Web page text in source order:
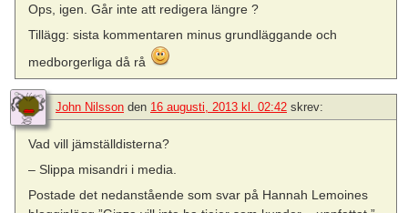
Ops, igen. Går inte att redigera längre ?
Tillägg: sista kommentaren minus grundläggande och
medborgerliga då rå
John Nilsson den 16 augusti, 2013 kl. 02:42 skrev:
Vad vill jämställdisterna?
– Slippa misandri i media.
Postade det nedanstående som svar på Hannah Lemoines